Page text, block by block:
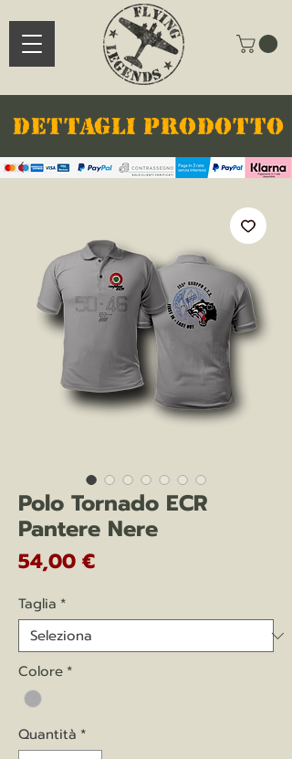
DETTAGLI PRODOTTO
Polo Tornado ECR
Pantere Nere
54,00 €Prezzo
Taglia *
Colore *
Quantità *